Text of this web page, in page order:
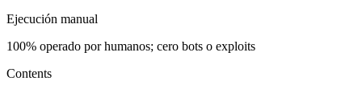
Ejecución manual
100% operado por humanos; cero bots o exploits
Contents